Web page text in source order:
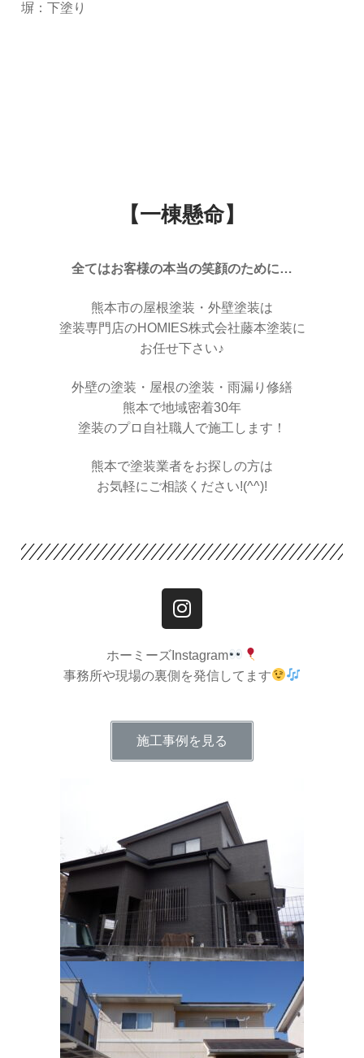
塀：下塗り
【一棟懸命】
全てはお客様の本当の笑顔のために…
熊本市の屋根塗装・外壁塗装は
塗装専門店のHOMIES株式会社藤本塗装に
お任せ下さい♪
外壁の塗装・屋根の塗装・雨漏り修繕
熊本で地域密着30年
塗装のプロ自社職人で施工します！
熊本で塗装業者をお探しの方は
お気軽にご相談ください!(^^)!
ホーミーズInstagram
事務所や現場の裏側を発信してます
施工事例を見る